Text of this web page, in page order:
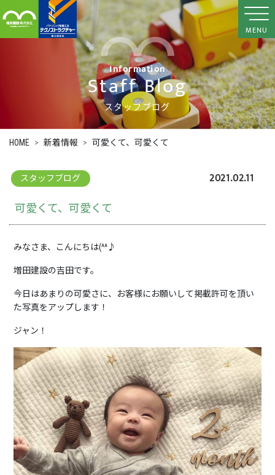
MENU
Information
Staff Blog
スタッフブログ
HOME 新着情報 可愛くて、可愛くて
スタッフブログ 2021.02.11
可愛くて、可愛くて
みなさま、こんにちは(^^♪
増田建設の吉田です。
今日はあまりの可愛さに、お客様にお願いして掲載許可を頂い
た写真をアップします！
ジャン！